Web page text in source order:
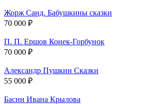
Жорж Санд. Бабушкины сказки
70 000 ₽
П. П. Ершов Конек-Горбунок
70 000 ₽
Александр Пушкин Сказки
55 000 ₽
Басни Ивана Крылова